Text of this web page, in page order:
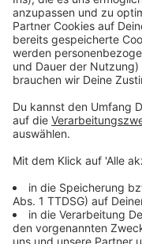
Der Virus ähnelt
Grippe, sondern
gerade allerdings
Unterschied. Infiziert
China war, oder in
Landet z.B. am
Symptomen wird
nach Rheine
greift.
Anzeige